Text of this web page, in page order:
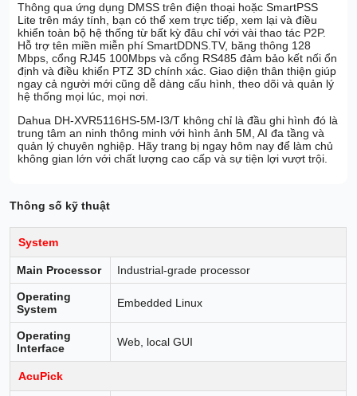
Thông qua ứng dụng DMSS trên điện thoại hoặc SmartPSS
Lite trên máy tính, bạn có thể xem trực tiếp, xem lại và điều
khiển toàn bộ hệ thống từ bất kỳ đâu chỉ với vài thao tác P2P.
Hỗ trợ tên miền miễn phí SmartDDNS.TV, băng thông 128
Mbps, cổng RJ45 100Mbps và cổng RS485 đảm bảo kết nối ổn
định và điều khiển PTZ 3D chính xác. Giao diện thân thiện giúp
ngay cả người mới cũng dễ dàng cấu hình, theo dõi và quản lý
hệ thống mọi lúc, mọi nơi.
Dahua DH-XVR5116HS-5M-I3/T không chỉ là đầu ghi hình đó là
trung tâm an ninh thông minh với hình ảnh 5M, AI đa tầng và
quản lý chuyên nghiệp. Hãy trang bị ngay hôm nay để làm chủ
không gian lớn với chất lượng cao cấp và sự tiện lợi vượt trội.
Thông số kỹ thuật
System
Main Processor Industrial-grade processor
Operating
System
Embedded Linux
Operating
Interface
Web, local GUI
AcuPick